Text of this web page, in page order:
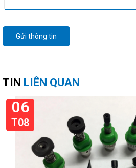
Gửi thông tin
TIN LIÊN QUAN
06
T08